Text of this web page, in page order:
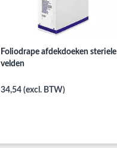
Foliodrape afdekdoeken steriele
velden
34,54 (excl. BTW)